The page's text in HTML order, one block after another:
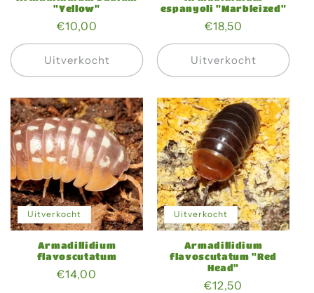
"Yellow"
Normale
prijs
€10,00
Uitverkocht
espanyoli "Marbleized"
Normale
prijs
€18,50
Uitverkocht
Uitverkocht
Armadillidium
flavoscutatum
Normale
€14,00
Uitverkocht
Armadillidium
flavoscutatum "Red
Head"
Normale
€12,50